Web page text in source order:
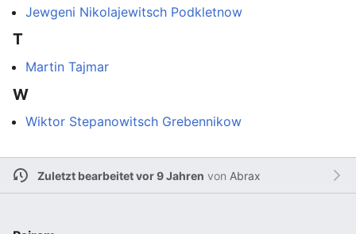
Jewgeni Nikolajewitsch Podkletnow
T
Martin Tajmar
W
Wiktor Stepanowitsch Grebennikow
Zuletzt bearbeitet vor 9 Jahren von Abrax